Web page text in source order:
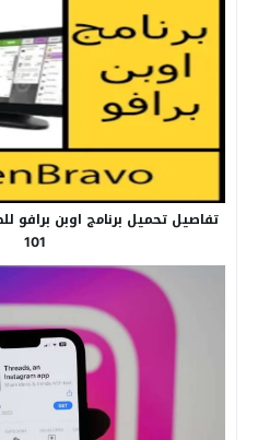
تفاصيل تحميل برنامج اوبن برافو
101